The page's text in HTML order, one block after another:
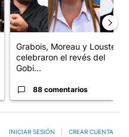
Grabois, Moreau y Lousteau
celebraron el revés del
Gobi...
88 comentarios
INICIAR SESIÓN CREAR CUENTA